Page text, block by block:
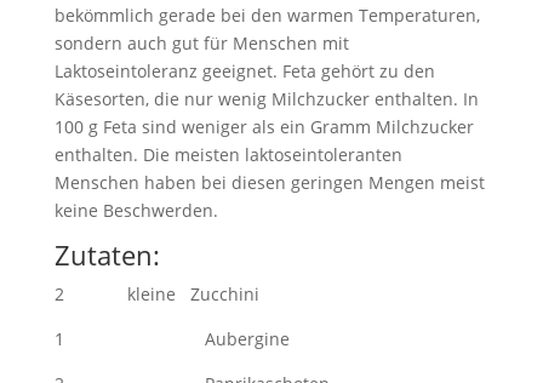
bekömmlich gerade bei den warmen Temperaturen,
sondern auch gut für Menschen mit
Laktoseintoleranz geeignet. Feta gehört zu den
Käsesorten, die nur wenig Milchzucker enthalten. In
100 g Feta sind weniger als ein Gramm Milchzucker
enthalten. Die meisten laktoseintoleranten
Menschen haben bei diesen geringen Mengen meist
keine Beschwerden.
Zutaten:
2 kleine Zucchini
1 Aubergine